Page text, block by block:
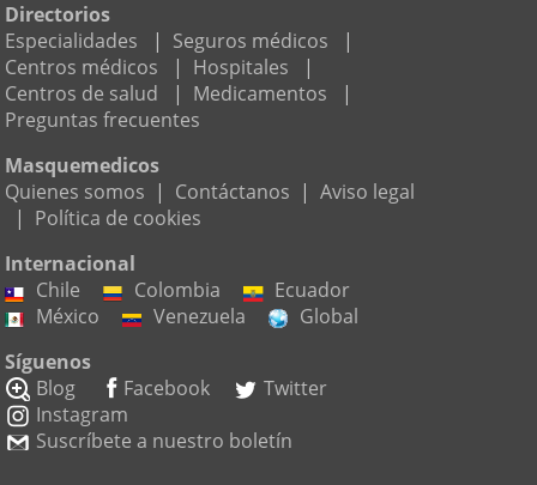
Directorios
Especialidades
| Seguros médicos
|
Centros médicos
| Hospitales
|
Centros de salud
| Medicamentos
|
Preguntas frecuentes
Masquemedicos
Quienes somos | Contáctanos | Aviso legal
| Política de cookies
Internacional
Chile
Colombia
Ecuador
México
Venezuela
Global
Síguenos
Blog
Facebook
Twitter
Instagram
Suscríbete a nuestro boletín